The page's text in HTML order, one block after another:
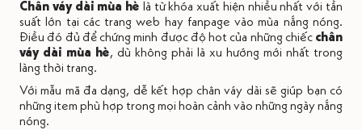
Chân váy dài mùa hè là từ khóa xuất hiện nhiều nhất với tần
suất lớn tại các trang web hay fanpage vào mùa nắng nóng.
Điều đó đủ để chứng minh được độ hot của những chiếc chân
váy dài mùa hè, dù không phải là xu hướng mới nhất trong
làng thời trang.
Với mẫu mã đa dạng, dễ kết hợp chân váy dài sẽ giúp bạn có
những item phù hợp trong mọi hoàn cảnh vào những ngày nắng
nóng.